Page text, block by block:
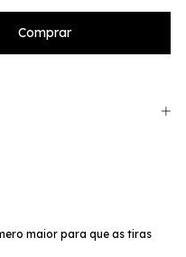
maior para que as tiras